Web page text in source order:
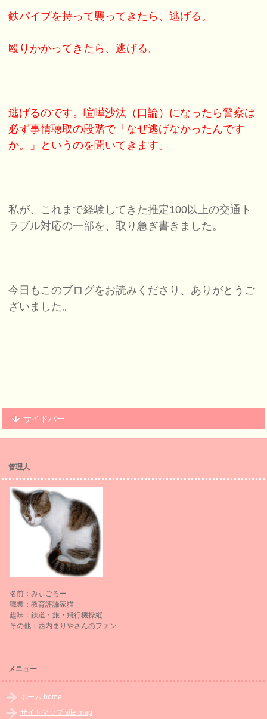
鉄パイプを持って襲ってきたら、逃げる。
殴りかかってきたら、逃げる。
逃げるのです。喧嘩沙汰（口論）になったら警察は
必ず事情聴取の段階で「なぜ逃げなかったんです
か。」というのを聞いてきます。
私が、これまで経験してきた推定100以上の交通ト
ラブル対応の一部を、取り急ぎ書きました。
今日もこのブログをお読みくださり、ありがとうご
ざいました。
サイドバー
管理人
名前：みぃごろー
職業：教育評論家猫
趣味：鉄道・旅・飛行機操縦
その他：西内まりやさんのファン
メニュー
ホーム home
サイトマップ site map